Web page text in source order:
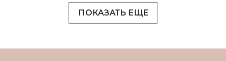
ПОКАЗАТЬ ЕЩЕ